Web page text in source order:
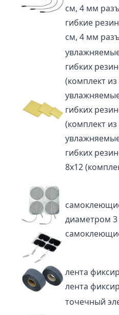
см, 4 мм
гибкие
см, 4 мм
гибких
(комплект из
гибких
(комплект из
гибких
8х12
диаметром 3
лента
лента
точечный